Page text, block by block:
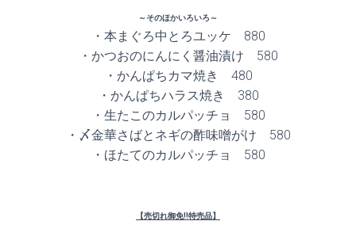
～そのほかいろいろ～
・本まぐろ中とろユッケ 880
・かつおのにんにく醤油漬け 580
・かんぱちカマ焼き 480
・かんぱちハラス焼き 380
・生たこのカルパッチョ 580
・〆金華さばとネギの酢味噌がけ 580
・ほたてのカルパッチョ 580
【売切れ御免!!特売品】